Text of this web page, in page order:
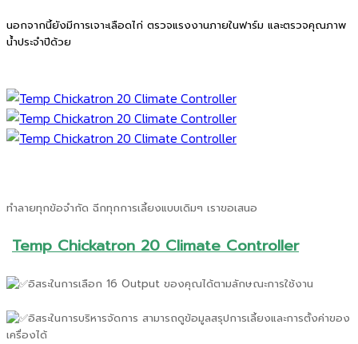
นอกจากนี้ยังมีการเจาะเลือดไก่ ตรวจแรงงานภายในฟาร์ม และตรวจคุณภาพ
น้ำประจำปีด้วย
ทำลายทุกข้อจำกัด ฉีกทุกการเลี้ยงแบบเดิมๆ เราขอเสนอ
Temp Chickatron 20 Climate Controller
อิสระในการเลือก 16 Output ของคุณได้ตามลักษณะการใช้งาน
อิสระในการบริหารจัดการ สามารถดูข้อมูลสรุปการเลี้ยงและการตั้งค่าของ
เครื่องได้